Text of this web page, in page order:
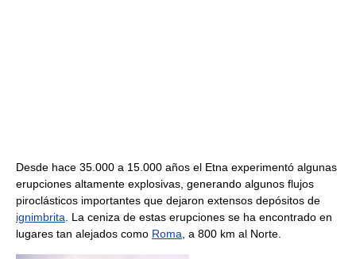
Desde hace 35.000 a 15.000 años el Etna experimentó algunas
erupciones altamente explosivas, generando algunos flujos
piroclásticos importantes que dejaron extensos depósitos de
ignimbrita . La ceniza de estas erupciones se ha encontrado en
lugares tan alejados como Roma , a 800 km al Norte.